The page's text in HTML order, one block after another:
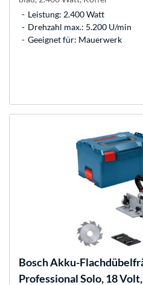
Leistung: 2.400 Watt
Drehzahl max.: 5.200 U/min
Geeignet für: Mauerwerk
BoschAkku-
Professional Solo, 18